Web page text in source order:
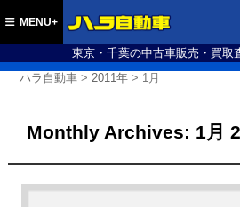
東京・千葉の中古車販売・買取
MENU+
ハラ自動車 >2011年 > 1月
Monthly Archives: 1月